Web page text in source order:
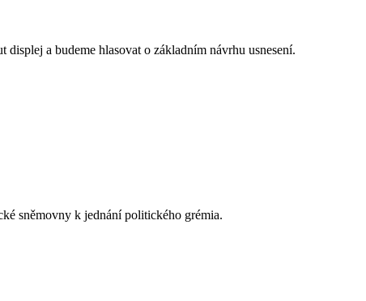
a budeme hlasovat o základním návrhu usnesení.
sněmovny k jednání politického grémia.